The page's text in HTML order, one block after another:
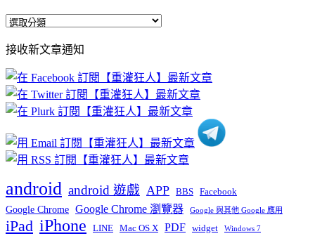
全
文
章
分
類
接收新文章通知
android android 遊戲 APP BBS Facebook
Google Chrome Google Chrome 瀏覽器 Google 與其他 Google 應用
iPad iPhone LINE Mac OS X PDF widget Windows 7